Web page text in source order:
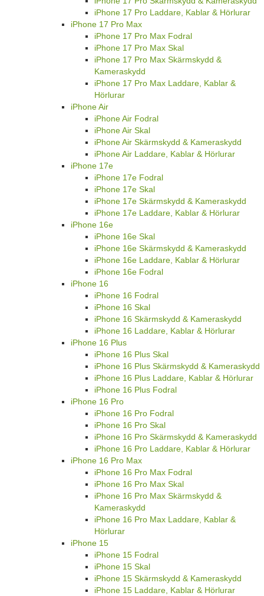
iPhone 17 Pro Laddare, Kablar & Hörlurar
iPhone 17 Pro Max
iPhone 17 Pro Max Fodral
iPhone 17 Pro Max Skal
iPhone 17 Pro Max Skärmskydd &
Kameraskydd
iPhone 17 Pro Max Laddare, Kablar &
Hörlurar
iPhone Air
iPhone Air Fodral
iPhone Air Skal
iPhone Air Skärmskydd & Kameraskydd
iPhone Air Laddare, Kablar & Hörlurar
iPhone 17e
iPhone 17e Fodral
iPhone 17e Skal
iPhone 17e Skärmskydd & Kameraskydd
iPhone 17e Laddare, Kablar & Hörlurar
iPhone 16e
iPhone 16e Skal
iPhone 16e Skärmskydd & Kameraskydd
iPhone 16e Laddare, Kablar & Hörlurar
iPhone 16e Fodral
iPhone 16
iPhone 16 Fodral
iPhone 16 Skal
iPhone 16 Skärmskydd & Kameraskydd
iPhone 16 Laddare, Kablar & Hörlurar
iPhone 16 Plus
iPhone 16 Plus Skal
iPhone 16 Plus Skärmskydd & Kameraskydd
iPhone 16 Plus Laddare, Kablar & Hörlurar
iPhone 16 Plus Fodral
iPhone 16 Pro
iPhone 16 Pro Fodral
iPhone 16 Pro Skal
iPhone 16 Pro Skärmskydd & Kameraskydd
iPhone 16 Pro Laddare, Kablar & Hörlurar
iPhone 16 Pro Max
iPhone 16 Pro Max Fodral
iPhone 16 Pro Max Skal
iPhone 16 Pro Max Skärmskydd &
Kameraskydd
iPhone 16 Pro Max Laddare, Kablar &
Hörlurar
iPhone 15
iPhone 15 Fodral
iPhone 15 Skal
iPhone 15 Skärmskydd & Kameraskydd
iPhone 15 Laddare, Kablar & Hörlurar